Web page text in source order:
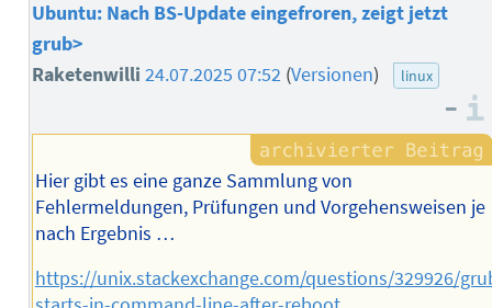
Ubuntu: Nach BS-Update eingefroren, zeigt jetzt
grub>
Raketenwilli24.07.2025 07:52 (Versionen) linux
–
Hier gibt es eine ganze Sammlung von
Fehlermeldungen, Prüfungen und Vorgehensweisen je
nach Ergebnis …
https://unix.stackexchange.com/questions/329926/